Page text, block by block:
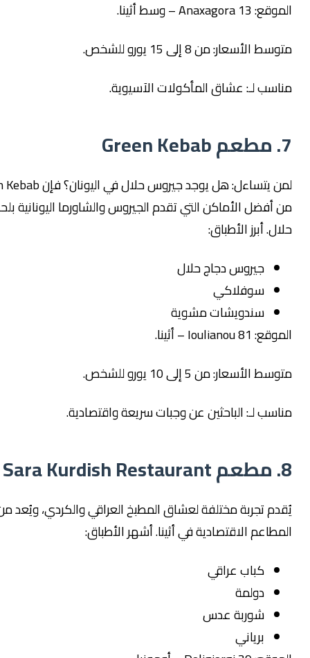
من 8 إلى 15 يورو للشخص.
لـ: عشاق المأكولات الآسيوية.
لمن يتساءل: هل يوجد جيروس حلال في اليونان؟ فإن Green Kebab
الأماكن التي تقدم الجيروس والشاورما اليونانية بلحوم
الأطباق:
جيروس دجاج حلال
سوفلاكي
سندويشات مشوية
من 5 إلى 10 يورو للشخص.
لـ: الباحثين عن وجبات سريعة واقتصادية.
مختلفة لعشاق المطبخ العراقي والكردي، ويُعد من أشهر
الاقتصادية في أثينا. أشهر الأطباق:
كباب عراقي
دولمة
شوربة عدس
برياني